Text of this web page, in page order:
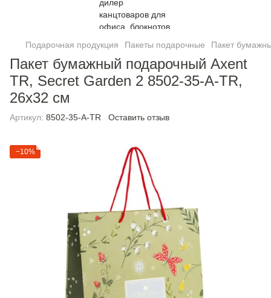
Подарочная продукция Пакеты подарочные Пакет
Пакет бумажный подарочный Axent
TR, Secret Garden 2 8502-35-A-TR,
26х32 см
Артикул: 8502-35-A-TR Оставить отзыв
−10%